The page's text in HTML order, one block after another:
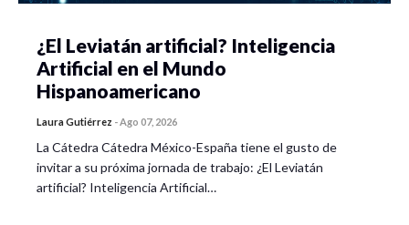
¿El Leviatán artificial? Inteligencia
Artificial en el Mundo
Hispanoamericano
Laura Gutiérrez -Ago 07, 2026
La Cátedra Cátedra México-España tiene el gusto de
invitar a su próxima jornada de trabajo: ¿El Leviatán
artificial? Inteligencia Artificial…